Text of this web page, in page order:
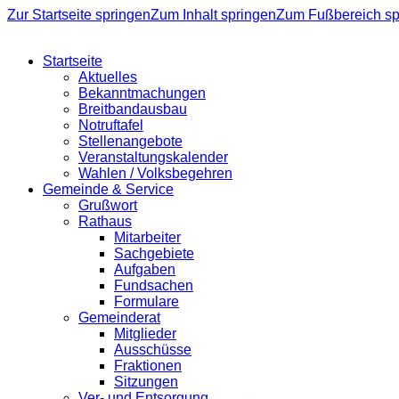
Zur Startseite springenZum Inhalt springenZum Fußbereich
Startseite
Aktuelles
Bekanntmachungen
Breitbandausbau
Notruftafel
Stellenangebote
Veranstaltungskalender
Wahlen / Volksbegehren
Gemeinde & Service
Grußwort
Rathaus
Mitarbeiter
Sachgebiete
Aufgaben
Fundsachen
Formulare
Gemeinderat
Mitglieder
Ausschüsse
Fraktionen
Sitzungen